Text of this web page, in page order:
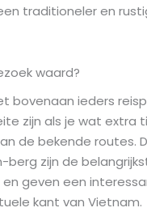
traditioneler en
waard?
bovenaan ieders
zijn als je wat extra
de bekende routes.
berg zijn de
geven een
kant van Vietnam.